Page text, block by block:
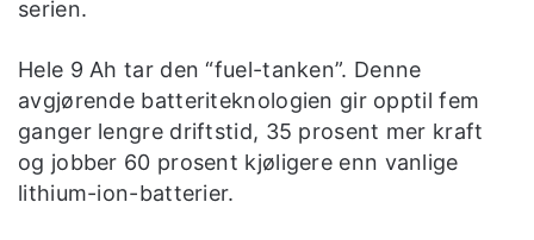
serien.
Hele 9 Ah tar den “fuel-tanken”. Denne
avgjørende batteriteknologien gir opptil fem
ganger lengre driftstid, 35 prosent mer kraft
og jobber 60 prosent kjøligere enn vanlige
lithium-ion-batterier.